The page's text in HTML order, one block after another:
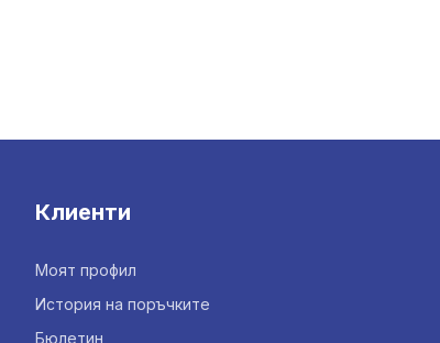
Клиенти
Моят профил
История на поръчките
Бюлетин